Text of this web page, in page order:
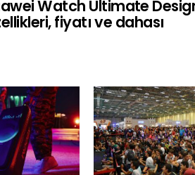
Watch Ultimate
fiyatı ve dahası